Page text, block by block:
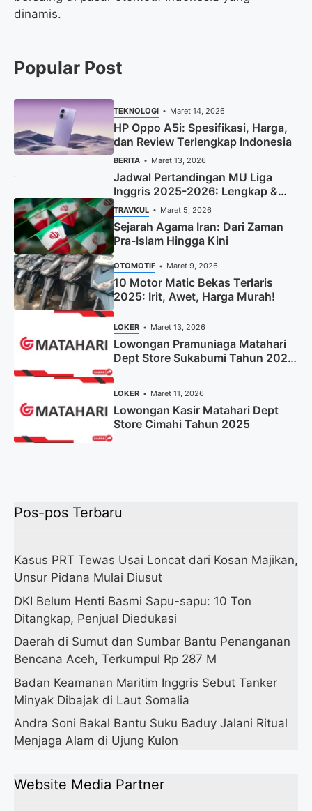
dinamis.
Popular Post
TEKNOLOGI Maret 14, 2026
HP Oppo A5i: Spesifikasi, Harga,
dan Review Terlengkap Indonesia
BERITA Maret 13, 2026
Jadwal Pertandingan MU Liga
Inggris 2025-2026: Lengkap &
Terbaru
TRAVKUL Maret 5, 2026
Sejarah Agama Iran: Dari Zaman
Pra-Islam Hingga Kini
OTOMOTIF Maret 9, 2026
10 Motor Matic Bekas Terlaris
2025: Irit, Awet, Harga Murah!
LOKER Maret 13, 2026
Lowongan Pramuniaga Matahari
Dept Store Sukabumi Tahun 2025
LOKER Maret 11, 2026
Lowongan Kasir Matahari Dept
Store Cimahi Tahun 2025
Pos-pos Terbaru
Kasus PRT Tewas Usai Loncat dari Kosan Majikan,
Unsur Pidana Mulai Diusut
DKI Belum Henti Basmi Sapu-sapu: 10 Ton
Ditangkap, Penjual Diedukasi
Daerah di Sumut dan Sumbar Bantu Penanganan
Bencana Aceh, Terkumpul Rp 287 M
Badan Keamanan Maritim Inggris Sebut Tanker
Minyak Dibajak di Laut Somalia
Andra Soni Bakal Bantu Suku Baduy Jalani Ritual
Menjaga Alam di Ujung Kulon
Website Media Partner